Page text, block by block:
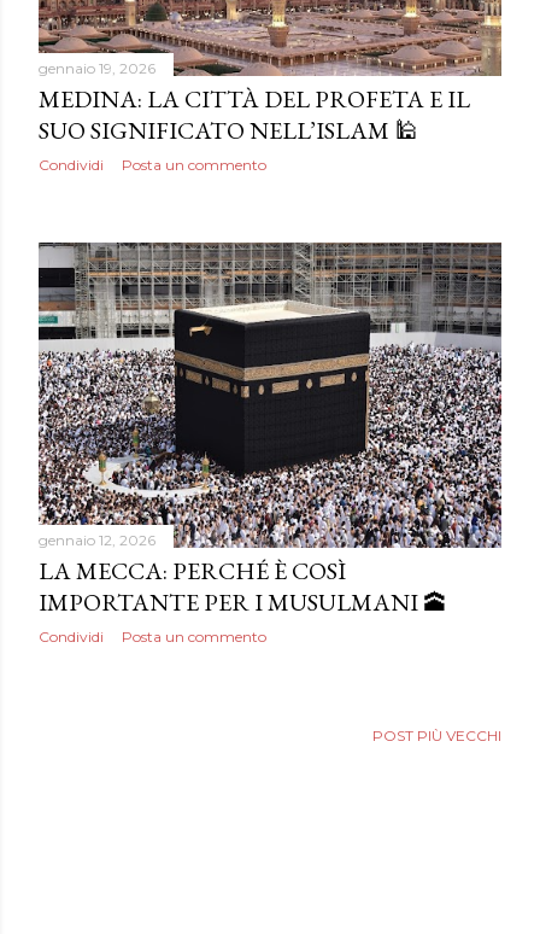
gennaio 19, 2026
MEDINA: LA CITTÀ DEL PROFETA E IL
SUO SIGNIFICATO NELL’ISLAM 🕌
Condividi Posta un commento
gennaio 12, 2026
LA MECCA: PERCHÉ È COSÌ
IMPORTANTE PER I MUSULMANI 🕋
Condividi Posta un commento
POST PIÙ VECCHI